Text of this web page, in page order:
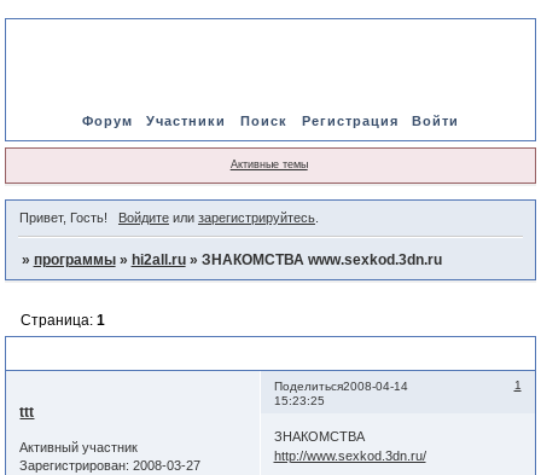
Форум Участники Поиск Регистрация Войти
Активные темы
Привет, Гость! Войдитеили зарегистрируйтесь.
» программы » hi2all.ru » ЗНАКОМСТВА www.sexkod.3dn.ru
Страница: 1
Поделиться 1
2008-04-14
15:23:25
ttt
Активный участник
Зарегистрирован: 2008-03-27
ЗНАКОМСТВА
http://www.sexkod.3dn.ru/